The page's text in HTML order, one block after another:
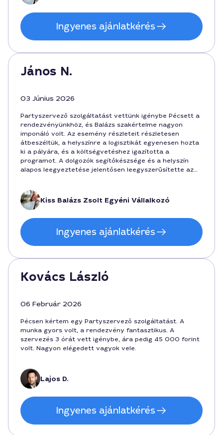
Ingyenes ajánlatkérés
János N.
03 Június 2026
Partyszervező szolgáltatást vettünk igénybe Pécsett a
rendezvényünkhöz, és Balázs szakértelme nagyon
imponáló volt. Az esemény részleteit részletesen
átbeszéltük, a helyszínre a logisztikát egyenesen hozta
ki a pályára, és a költségvetéshez igazította a
programot. A dolgozók segítőkészsége és a helyszín
alapos leegyeztetése jelentősen leegyszerűsítette az
amiért cserébe egy gördülékeny, emlékezetes
rendezvényt kaptunk.
Kiss Balázs Zsolt Egyéni Vállalkozó
Ingyenes ajánlatkérés
Kovács László
06 Február 2026
Pécsen kértem egy Partyszervező szolgáltatást. A
munka gyors volt, a rendezvény fantasztikus. A
szervezés 3 órát vett igénybe, ára pedig 45 000 forint
volt. Nagyon elégedett vagyok vele.
Lajos D.
Ingyenes ajánlatkérés